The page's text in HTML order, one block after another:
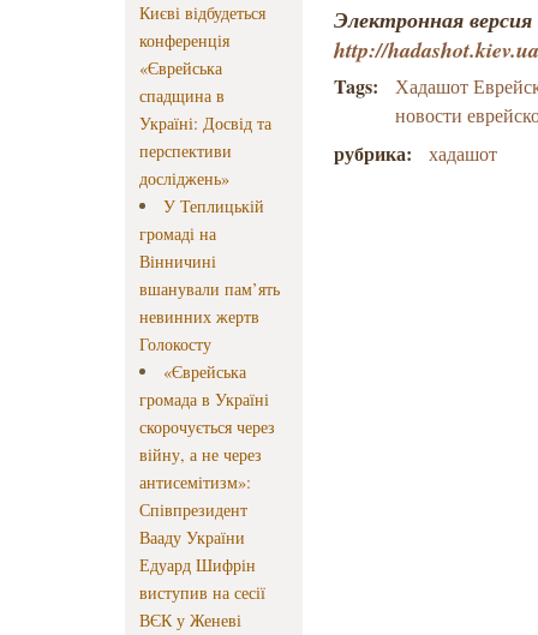
Києві відбудеться
конференція
«Єврейська
спадщина в
Україні: Досвід та
перспективи
досліджень»
У Теплицькій
громаді на
Вінничині
вшанували пам’ять
невинних жертв
Голокосту
«Єврейська
громада в Україні
скорочується через
війну, а не через
антисемітизм»:
Співпрезидент
Вааду України
Едуард Шифрін
виступив на сесії
ВЄК у Женеві
Электронная
http://hadashot.kiev.ua
Tags:
Хадашот
новости
рубрика: хадашот